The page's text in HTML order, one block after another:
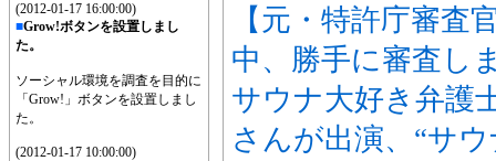
(2012-01-17 16:00:00)
■Grow!ボタンを設置しまし
た。
ソーシャル環境を調査を目的に
「Grow!」ボタンを設置しまし
た。
(2012-01-17 10:00:00)
【元・特許庁審査
中、勝手に審査し
サウナ大好き弁護
さんが出演、“サ